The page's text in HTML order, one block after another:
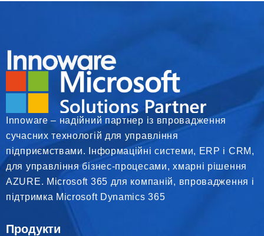
Innoware – надійний партнер із впровадження
сучасних технологій для управління
підприємствами. Інформаційні системи, ERP і CRM,
для управління бізнес-процесами, хмарні рішення
AZURE. Microsoft 365 для компаній, впровадження і
підтримка Microsoft Dynamics 365
Продукти